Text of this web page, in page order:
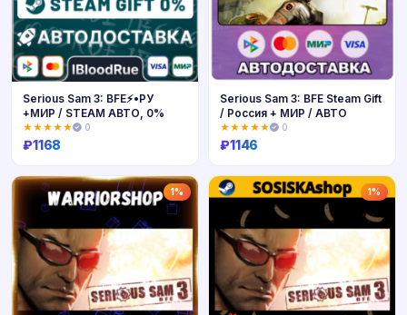
Купить
Serious Sam 3: BFE⚡️•РУ
+МИР / STEAM АВТО, 0%
★★★★★ 0
₽1168
Купить
Serious Sam 3: BFE Steam Gift
/ Россия + МИР / АВТО
★★★★★ 0
₽1146
1% 1%